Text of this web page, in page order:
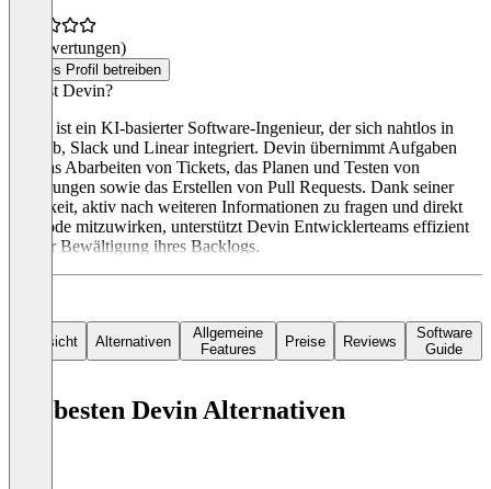
(0 Bewertungen)
Dieses Profil betreiben
Was ist Devin?
Devin ist ein KI-basierter Software-Ingenieur, der sich nahtlos in
GitHub, Slack und Linear integriert. Devin übernimmt Aufgaben
wie das Abarbeiten von Tickets, das Planen und Testen von
Änderungen sowie das Erstellen von Pull Requests. Dank seiner
Fähigkeit, aktiv nach weiteren Informationen zu fragen und direkt
am Code mitzuwirken, unterstützt Devin Entwicklerteams effizient
bei der Bewältigung ihres Backlogs.
Übersicht Alternativen
Allgemeine
Features
Preise Reviews
Software
Guide
Die besten Devin Alternativen